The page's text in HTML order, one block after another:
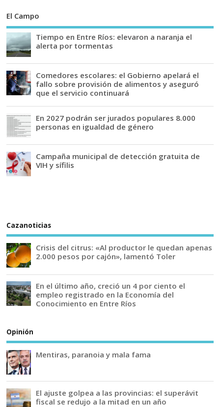
El Campo
Tiempo en Entre Ríos: elevaron a naranja el
alerta por tormentas
Comedores escolares: el Gobierno apelará el
fallo sobre provisión de alimentos y aseguró
que el servicio continuará
En 2027 podrán ser jurados populares 8.000
personas en igualdad de género
Campaña municipal de detección gratuita de
VIH y sífilis
Cazanoticias
Crisis del citrus: «Al productor le quedan apenas
2.000 pesos por cajón», lamentó Toler
En el último año, creció un 4 por ciento el
empleo registrado en la Economía del
Conocimiento en Entre Ríos
Opinión
Mentiras, paranoia y mala fama
El ajuste golpea a las provincias: el superávit
fiscal se redujo a la mitad en un año